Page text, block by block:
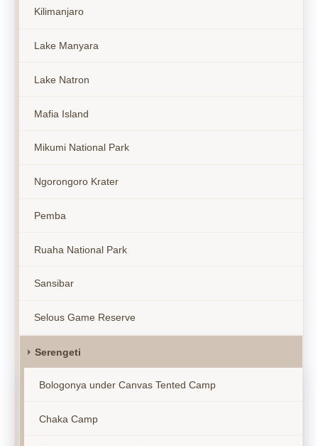
Kilimanjaro
Lake Manyara
Lake Natron
Mafia Island
Mikumi National Park
Ngorongoro Krater
Pemba
Ruaha National Park
Sansibar
Selous Game Reserve
Serengeti
Bologonya under Canvas Tented Camp
Chaka Camp